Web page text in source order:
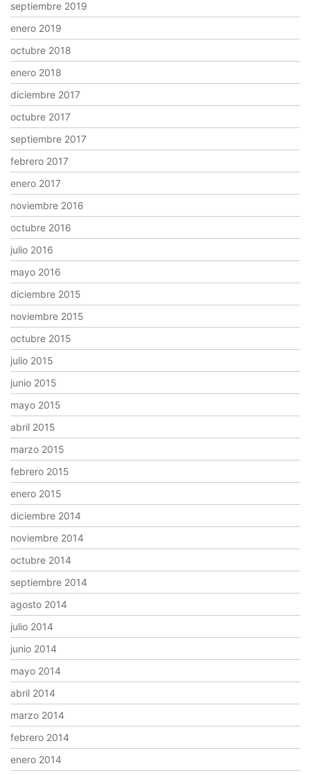
septiembre 2019
enero 2019
octubre 2018
enero 2018
diciembre 2017
octubre 2017
septiembre 2017
febrero 2017
enero 2017
noviembre 2016
octubre 2016
julio 2016
mayo 2016
diciembre 2015
noviembre 2015
octubre 2015
julio 2015
junio 2015
mayo 2015
abril 2015
marzo 2015
febrero 2015
enero 2015
diciembre 2014
noviembre 2014
octubre 2014
septiembre 2014
agosto 2014
julio 2014
junio 2014
mayo 2014
abril 2014
marzo 2014
febrero 2014
enero 2014